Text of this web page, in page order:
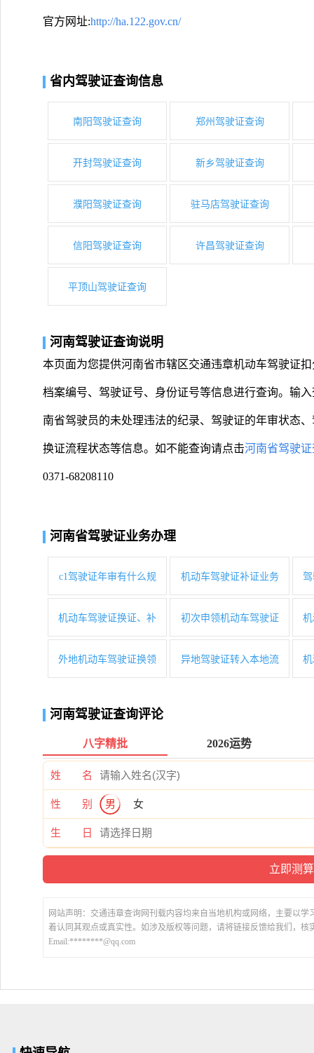
官方网址:http://ha.122.gov.cn/
省内驾驶证查询信息
南阳驾驶证查询 郑州驾驶证查询
开封驾驶证查询 新乡驾驶证查询
濮阳驾驶证查询 驻马店驾驶证查询
信阳驾驶证查询 许昌驾驶证查询
平顶山驾驶证查询
河南驾驶证查询说明
本页面为您提供河南省市辖区交通违章机动车驾驶证
档案编号、驾驶证号、身份证号等信息进行查询。输
南省驾驶员的未处理违法的纪录、驾驶证的年审状态
换证流程状态等信息。如不能查询请点击河南省驾驶
0371-68208110
河南省驾驶证业务办理
c1驾驶证年审有什么规 机动车驾驶证补证业务
机动车驾驶证换证、补 初次申领机动车驾驶证
外地机动车驾驶证换领 异地驾驶证转入本地流
河南驾驶证查询评论
八字精批 2026运势
姓 名
性 别 男 女
生 日
网站声明：交通违章查询网刊载内容均来自当地机构或网络，主要以
着认同其观点或真实性。如涉及版权等问题，请将链接反馈给我们，核
Email:********@qq.com